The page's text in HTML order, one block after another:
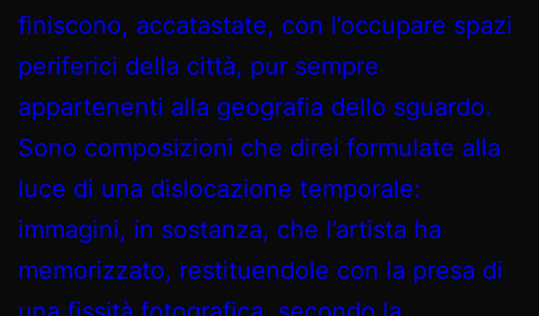
finiscono, accatastate, con l’occupare spazi
periferici della città, pur sempre
appartenenti alla geografia dello sguardo.
Sono composizioni che direi formulate alla
luce di una dislocazione temporale:
immagini, in sostanza, che l’artista ha
memorizzato, restituendole con la presa di